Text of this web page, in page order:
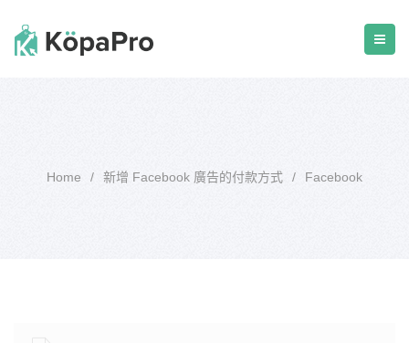
Home / 新增 Facebook 廣告的付款方式 / Facebook